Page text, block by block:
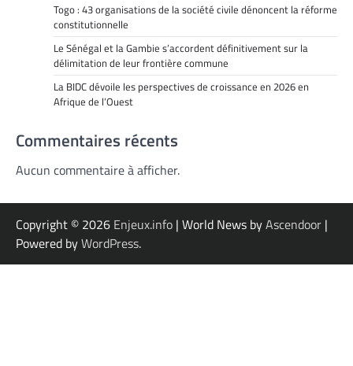
Togo : 43 organisations de la société civile dénoncent la réforme
constitutionnelle
Le Sénégal et la Gambie s’accordent définitivement sur la
délimitation de leur frontière commune
La BIDC dévoile les perspectives de croissance en 2026 en
Afrique de l’Ouest
Commentaires récents
Aucun commentaire à afficher.
Copyright © 2026 Enjeux.info | World News byAscendoor |
Powered byWordPress.